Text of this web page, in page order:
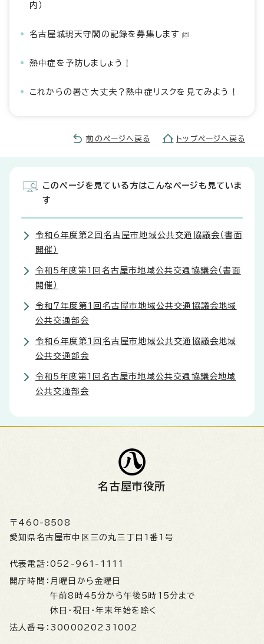
内）
名古屋城現天守閣の記録を募集します
熱中症を予防しましょう！
これからの暑さ大丈夫？熱中症リスクを見てみよう！
前のページへ戻る トップページへ戻る
このページを見ている方はこんなページも見ていま
す
令和6年度第2回名古屋市地域公共交通協議会（書面
開催）
令和5年度第1回名古屋市地域公共交通協議会（書面
開催）
令和7年度第1回名古屋市地域公共交通協議会地域
公共交通部会
令和6年度第1回名古屋市地域公共交通協議会地域
公共交通部会
令和5年度第1回名古屋市地域公共交通協議会地域
公共交通部会
名古屋市役所
〒460-8508
愛知県名古屋市中区三の丸三丁目1番1号
代表電話： 052-961-1111
開庁時間： 月曜日から金曜日
午前8時45分から午後5時15分まで
休日・祝日・年末年始を除く
法人番号： 3000020231002